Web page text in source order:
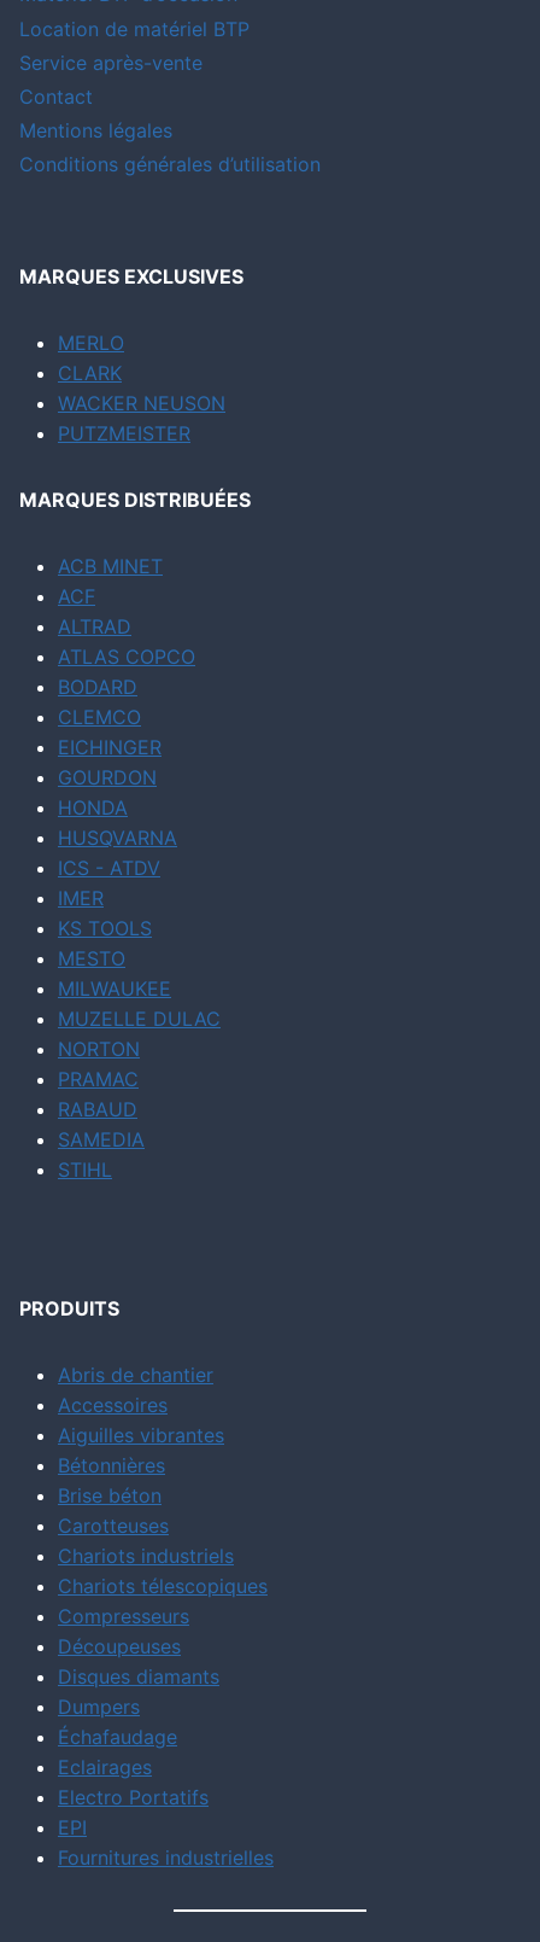
Location de matériel BTP
Service après-vente
Contact
Mentions légales
Conditions générales d’utilisation
MARQUES EXCLUSIVES
MERLO
CLARK
WACKER NEUSON
PUTZMEISTER
MARQUES DISTRIBUÉES
ACB MINET
ACF
ALTRAD
ATLAS COPCO
BODARD
CLEMCO
EICHINGER
GOURDON
HONDA
HUSQVARNA
ICS - ATDV
IMER
KS TOOLS
MESTO
MILWAUKEE
MUZELLE DULAC
NORTON
PRAMAC
RABAUD
SAMEDIA
STIHL
PRODUITS
Abris de chantier
Accessoires
Aiguilles vibrantes
Bétonnières
Brise béton
Carotteuses
Chariots industriels
Chariots télescopiques
Compresseurs
Découpeuses
Disques diamants
Dumpers
Échafaudage
Eclairages
Electro Portatifs
EPI
Fournitures industrielles